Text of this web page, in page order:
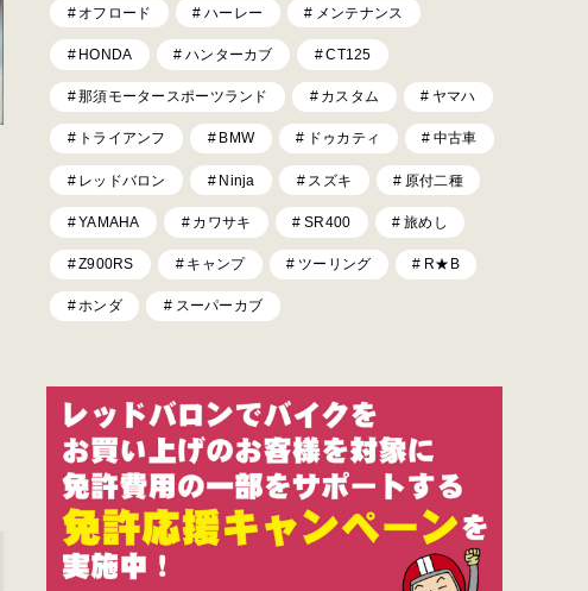
オフロード ハーレー メンテナンス
HONDA ハンターカブ CT125
那須モータースポーツランド カスタム ヤマハ
トライアンフ BMW ドゥカティ 中古車
レッドバロン Ninja スズキ 原付二種
YAMAHA カワサキ SR400 旅めし
Z900RS キャンプ ツーリング R★B
ホンダ スーパーカブ